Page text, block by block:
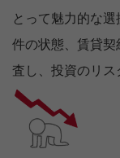
とって魅力的な
件の状態、賃貸契
査し、投資のリス